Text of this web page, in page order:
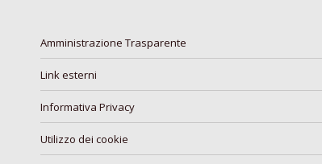
Amministrazione Trasparente
Link esterni
Informativa Privacy
Utilizzo dei cookie